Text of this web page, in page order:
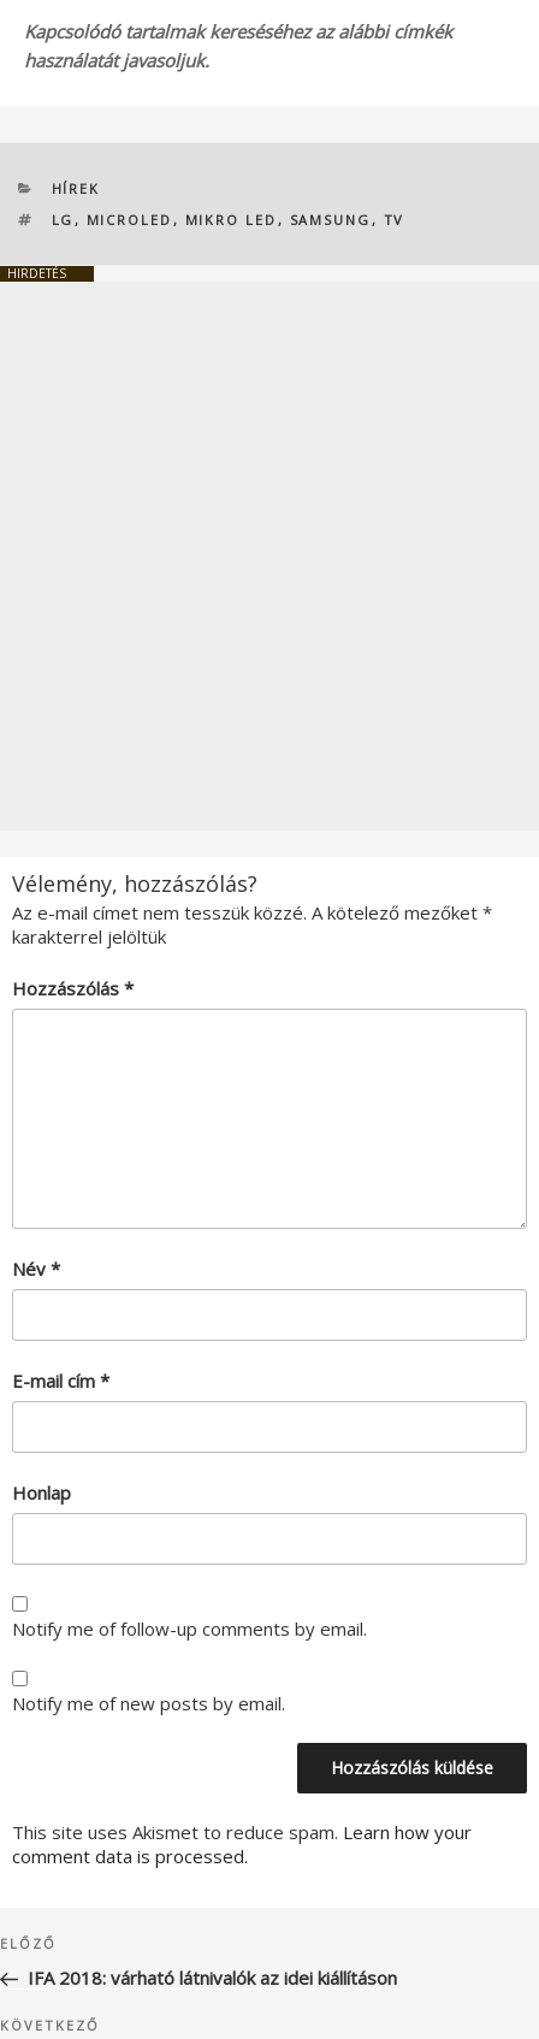
Kapcsolódó tartalmak kereséséhez az alábbi címkék
használatát javasoljuk.
KATEGÓRIÁK
HÍREK
CÍMKÉK
LG , MICROLED , MIKRO LED , SAMSUNG , TV
HIRDETÉS
Vélemény, hozzászólás?
Az e-mail címet nem tesszük közzé. A kötelező mezőket *
karakterrel jelöltük
Hozzászólás *
Név *
E-mail cím *
Honlap
Notify me of follow-up comments by email.
Notify me of new posts by email.
This site uses Akismet to reduce spam. Learn how your
comment data is processed.
navigáció
Korábbi
bejegyzés
ELŐZŐ
IFA 2018: várható látnivalók az idei kiállításon
Következő
KÖVETKEZŐ